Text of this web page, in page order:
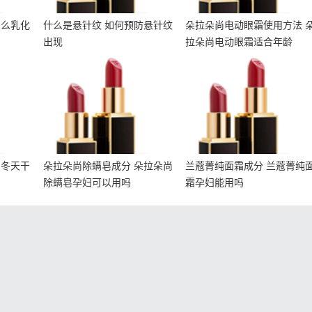
乳化
什么是悬针纹 如何预防悬针纹
出现
朵拉朵尚电动眼霜使用方法
拉朵尚电动眼霜适合年龄
天干
朵拉朵尚除螨皂成分 朵拉
朵拉朵尚除螨皂成分 朵拉朵尚
除螨皂孕妇可以用吗
兰蔻菁纯面霜成分 兰蔻菁
兰蔻菁纯面霜成分 兰蔻菁纯
霜孕妇能用吗